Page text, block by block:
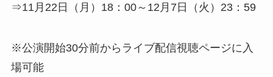
⇒11月22日（月）18：00～12月7日（火）23：59
※公演開始30分前からライブ配信視聴ページに入
場可能